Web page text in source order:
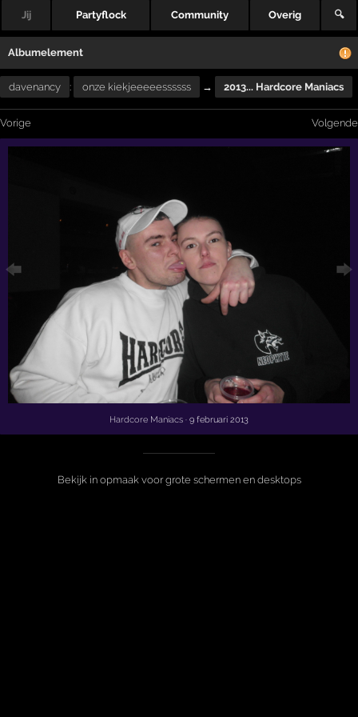
Jij Partyflock Community Overig 🔍
Albumelement
davenancy : onze kiekjeeeeessssss → 2013... Hardcore Maniacs
Vorige Volgende
Hardcore Maniacs · 9 februari 2013
Bekijk in opmaak voor grote schermen en desktops